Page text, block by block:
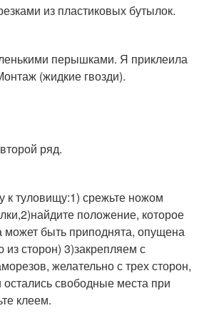
из пластиковых бутылок.
перышками. Я приклеила
(жидкие гвозди).
ряд.
к туловищу:1) срежьте ножом
положение, которое
может быть приподнята, опущена
сторон) 3)закрепляем с
желательно с трех сторон,
свободные места при
клеем.